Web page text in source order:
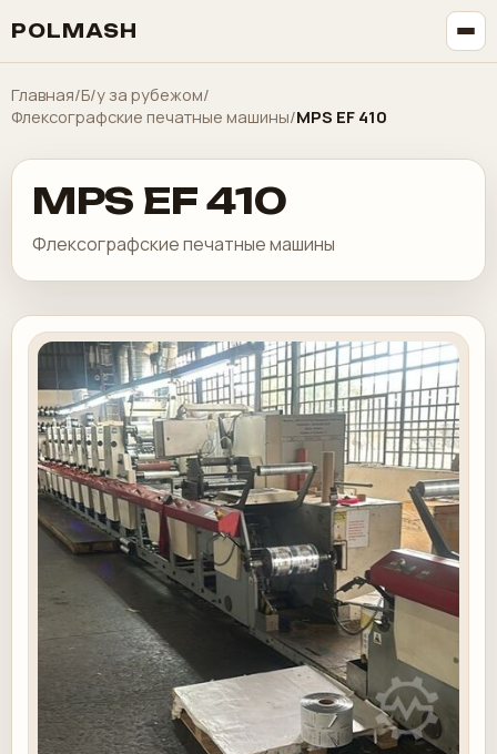
POLMASH
Главная/Б/у за рубежом/
Флексографские печатные машины/MPS EF 410
MPS EF 410
Флексографские печатные машины